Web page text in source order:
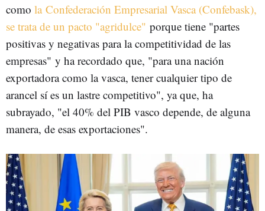
como la Confederación Empresarial Vasca (Confebask),
se trata de un pacto "agridulce" porque tiene "partes
positivas y negativas para la competitividad de las
empresas" y ha recordado que, "para una nación
exportadora como la vasca, tener cualquier tipo de
arancel sí es un lastre competitivo", ya que, ha
subrayado, "el 40% del PIB vasco depende, de alguna
manera, de esas exportaciones".